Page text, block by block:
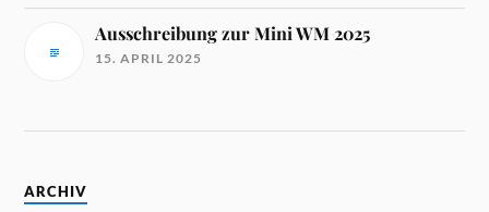
Ausschreibung zur Mini WM 2025
15. APRIL 2025
ARCHIV